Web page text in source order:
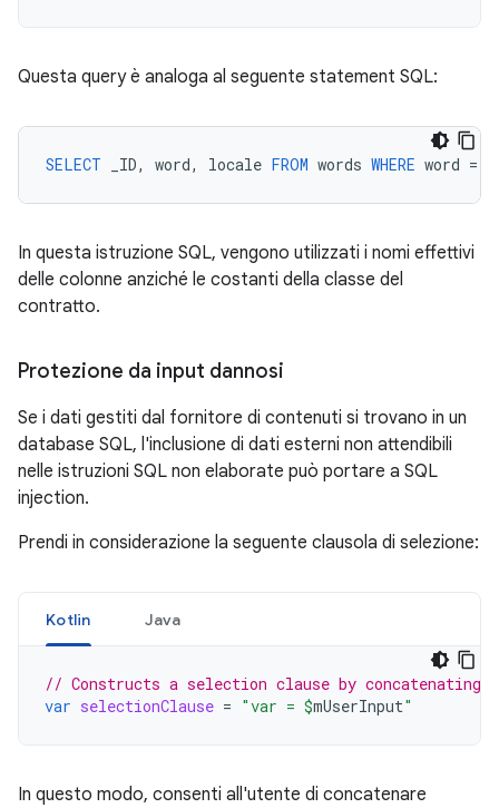
Questa query è analoga al seguente statement SQL:
SELECT _ID, word, locale FROM words WHERE word =
In questa istruzione SQL, vengono utilizzati i nomi effettivi
delle colonne anziché le costanti della classe del
contratto.
Protezione da input dannosi
Se i dati gestiti dal fornitore di contenuti si trovano in un
database SQL, l'inclusione di dati esterni non attendibili
nelle istruzioni SQL non elaborate può portare a SQL
injection.
Prendi in considerazione la seguente clausola di selezione:
Kotlin Java
// Constructs a selection clause by concatenating
var selectionClause = "var = $mUserInput"
In questo modo, consenti all'utente di concatenare